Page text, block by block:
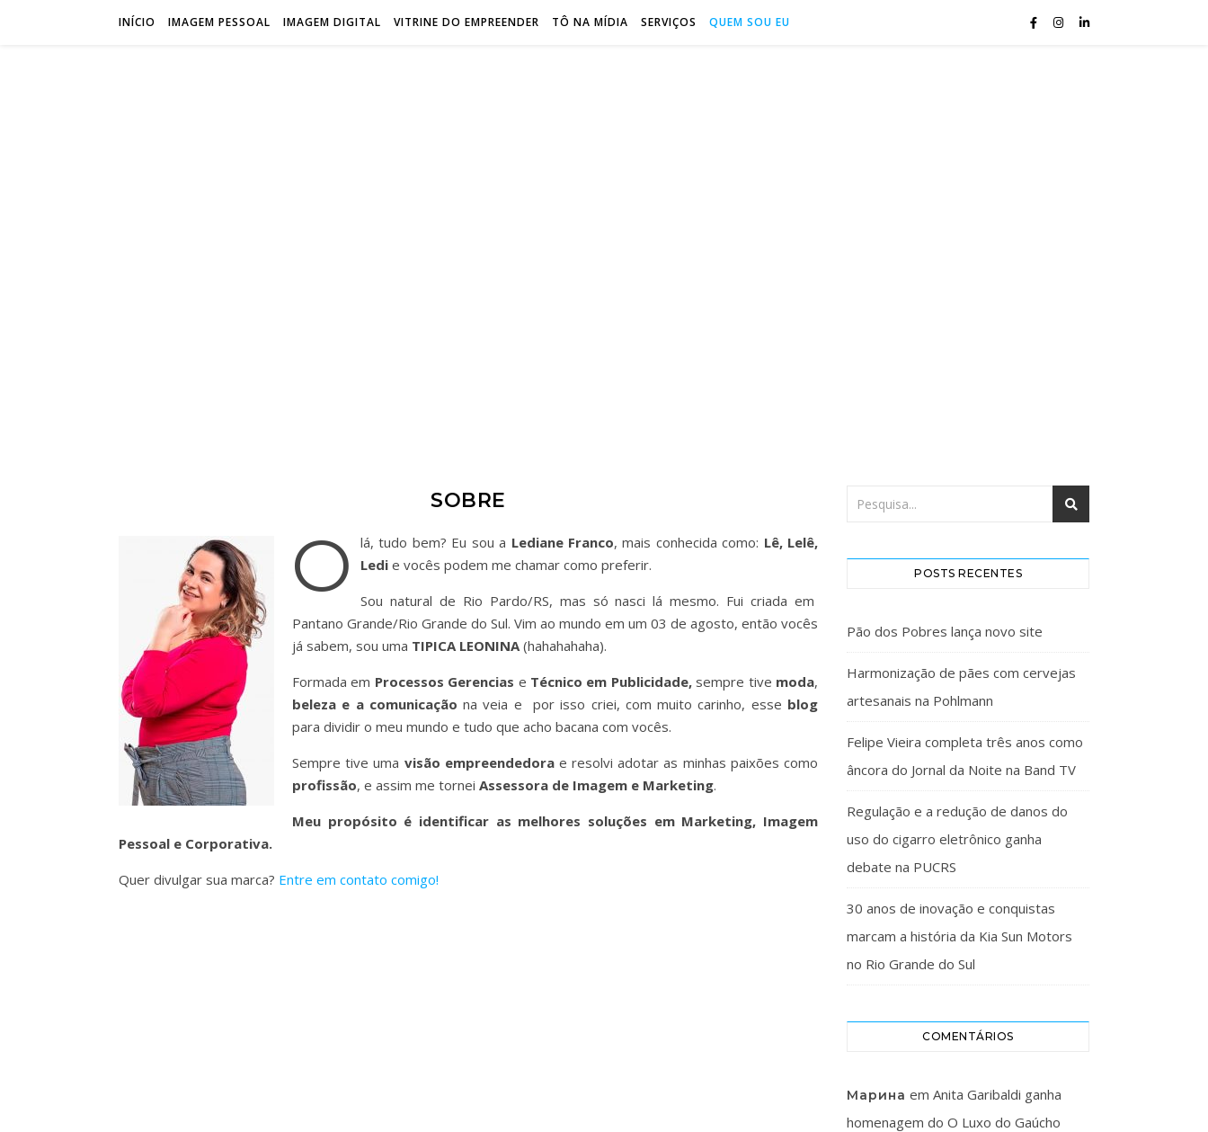
INÍCIO IMAGEM PESSOAL IMAGEM DIGITAL VITRINE DO EMPREENDER TÔ NA MÍDIA SERVIÇOS QUEM SOU EU
SOBRE
O lá, tudo bem? Eu sou a Lediane Franco, mais conhecida como: Lê, Lelê,
Ledi e vocês podem me chamar como preferir.
Sou natural de Rio Pardo/RS, mas só nasci lá mesmo. Fui criada em
Pantano Grande/Rio Grande do Sul. Vim ao mundo em um 03 de agosto, então vocês
já sabem, sou uma TIPICA LEONINA(hahahahaha).
Formada em Processos Gerencias e Técnico em Publicidade,sempre tive moda,
beleza e a comunicação na veia e por isso criei, com muito carinho, esse blog
para dividir o meu mundo e tudo que acho bacana com vocês.
Sempre tive uma visão empreendedorae resolvi adotar as minhas paixões como
profissão, e assim me tornei Assessora de Imagem e Marketing.
Meu propósito é identificar as melhores soluções em Marketing, Imagem
Pessoal e Corporativa.
Quer divulgar sua marca? Entre em contato comigo!
POSTS RECENTES
Pão dos Pobres lança novo site
Harmonização de pães com cervejas
artesanais na Pohlmann
Felipe Vieira completa três anos como
âncora do Jornal da Noite na Band TV
Regulação e a redução de danos do
uso do cigarro eletrônico ganha
debate na PUCRS
30 anos de inovação e conquistas
marcam a história da Kia Sun Motors
no Rio Grande do Sul
COMENTÁRIOS
Марина em Anita Garibaldi ganha
homenagem do O Luxo do Gaúcho